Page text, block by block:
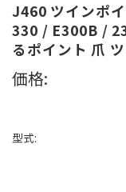
J460 ツインポ
330 / E300B /
るポイント 爪
価格:
型式: